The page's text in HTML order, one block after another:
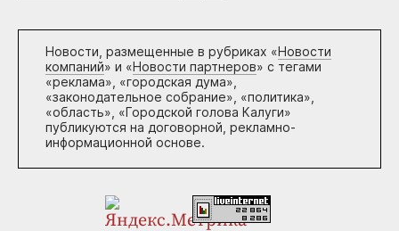
Новости, размещенные в рубриках «Новости
компаний» и «Новости партнеров» с тегами
«реклама», «городская дума»,
«законодательное собрание», «политика»,
«область», «Городской голова Калуги»
публикуются на договорной, рекламно-
информационной основе.